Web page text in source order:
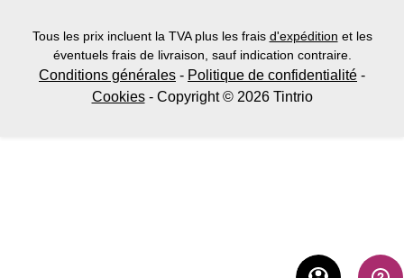
Tous les prix incluent la TVA plus les frais d'expédition et les
éventuels frais de livraison, sauf indication contraire.
Conditions générales - Politique de confidentialité -
Cookies- Copyright © 2026 Tintrio